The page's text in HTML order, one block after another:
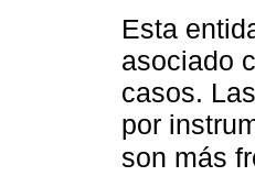
Esta
asociado
casos.
por
son más